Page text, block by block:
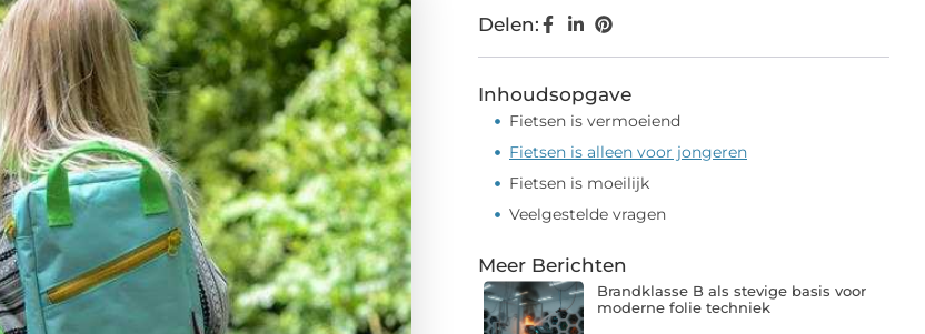
Delen:
Inhoudsopgave
Fietsen is vermoeiend
Fietsen is alleen voor jongeren
Fietsen is moeilijk
Veelgestelde vragen
Meer Berichten
Brandklasse B als stevige basis voor
moderne folie techniek